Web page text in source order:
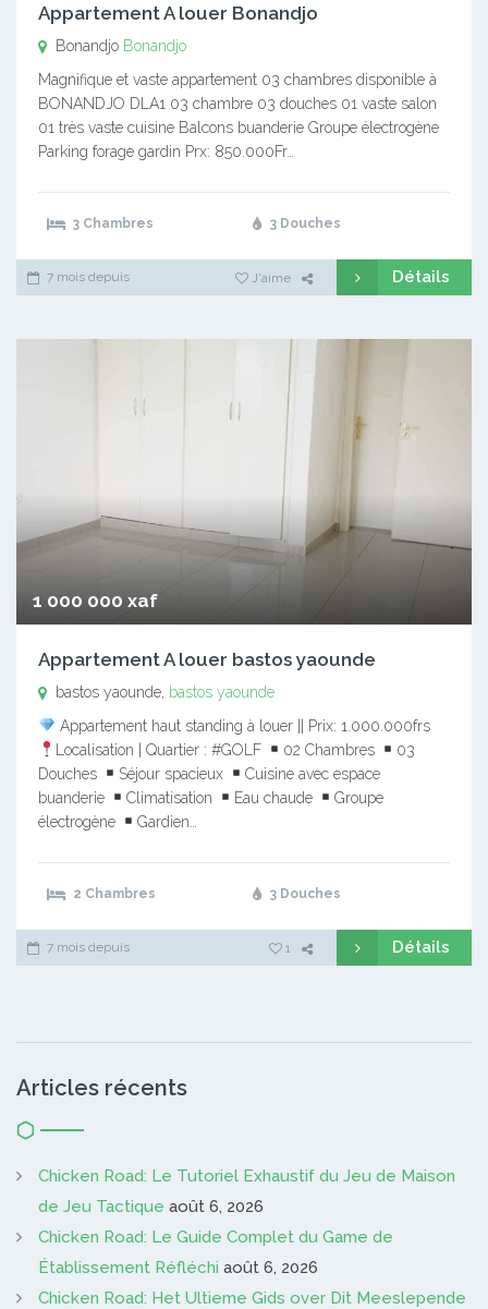
Appartement A louer Bonandjo
Bonandjo Bonandjo
Magnifique et vaste appartement 03 chambres disponible à
BONANDJO DLA1 03 chambre 03 douches 01 vaste salon
01 très vaste cuisine Balcons buanderie Groupe électrogène
Parking forage gardin Prx: 850.000Fr…
3 Chambres 3 Douches
7 mois depuis J'aime Détails
1 000 000 xaf
Appartement A louer bastos yaounde
bastos yaounde, bastos yaounde
Appartement haut standing à louer || Prix: 1.000.000frs
Localisation | Quartier : #GOLF
02 Chambres
03
Douches
Séjour spacieux
Cuisine avec espace
buanderie
Climatisation Eau chaude
Groupe
électrogène
Gardien…
2 Chambres 3 Douches
7 mois depuis 1 Détails
Articles récents
Chicken Road: Le Tutoriel Exhaustif du Jeu de Maison
de Jeu Tactique août 6, 2026
Chicken Road: Le Guide Complet du Game de
Établissement Réfléchi août 6, 2026
Chicken Road: Het Ultieme Gids over Dit Meeslepende